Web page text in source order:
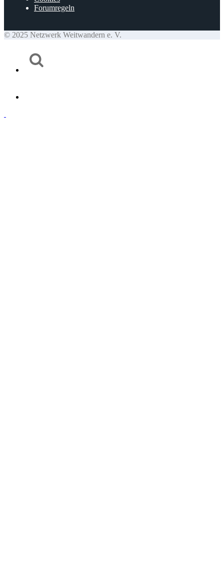
Forumregeln
© 2025 Netzwerk Weitwandern e. V.